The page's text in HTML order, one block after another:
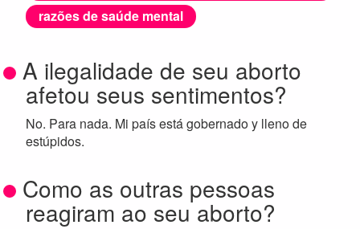
razões de saúde mental
A ilegalidade de seu aborto
afetou seus sentimentos?
No. Para nada. Mi país está gobernado y lleno de
estúpidos.
Como as outras pessoas
reagiram ao seu aborto?